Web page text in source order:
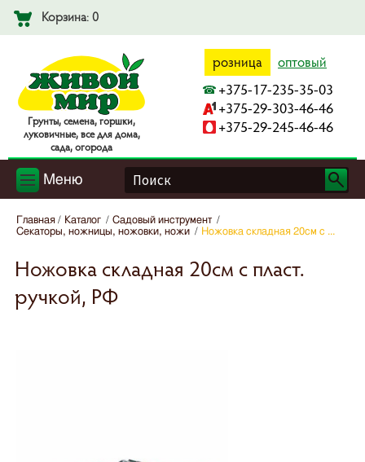
Корзина: 0
Гpyнты, ceмeнa, гopшки,
лyкoвичныe, вce для дoмa,
caдa, oгopoдa
розница оптовый
+375-17-235-35-03
+375-29-303-46-46
+375-29-245-46-46
Меню
Главная Каталог
Садовый инструмент
Секаторы, ножницы, ножовки, ножи
Ножовка складная 20см с ...
Ножовка складная 20см с пласт.
ручкой, РФ